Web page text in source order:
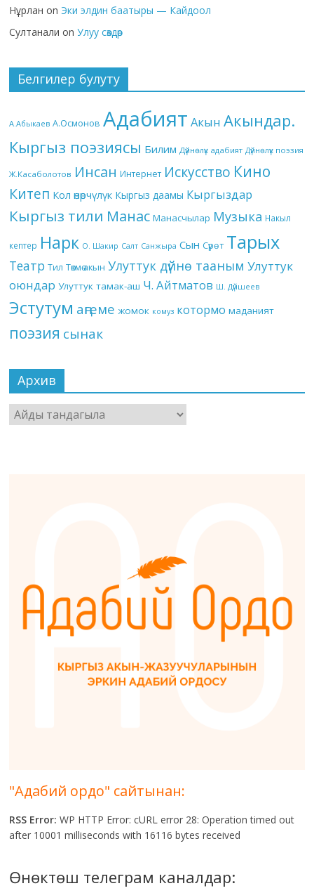
Нұрлан on Эки элдин баатыры — Кайдоол
Султанали onУлуу сөздөр
Белгилер булуту
А.Абыкаев А.Осмонов Адабият Акын Акындар.
Кыргыз поэзиясы Билим Дүйнөлүк адабият Дүйнөлүк поэзия
Ж.Касаболотов Инсан Интернет Искусство Кино
Китеп Кол өнөрчүлүк Кыргыз даамы Кыргыздар
Кыргыз тили Манас Манасчылар Музыка Накыл
кептер Нарк О. Шакир Салт Санжыра Сын Сүрөт Тарых
Театр Тил Төкмө акын Улуттук дүйнө тааным Улуттук
оюндар Улуттук тамак-аш Ч. Айтматов Ш. Дүйшеев
Эстутум аңгеме жомок комуз котормо маданият
поэзия сынак
Архив
Архив
"Адабий ордо" сайтынан:
RSS Error: WP HTTP Error: cURL error 28: Operation timed out
after 10001 milliseconds with 16116 bytes received
Өнөктөш телеграм каналдар: